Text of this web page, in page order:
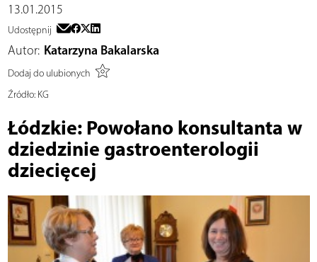
13.01.2015
Udostępnij
Autor: Katarzyna Bakalarska
Dodaj do ulubionych
Źródło:KG
Łódzkie: Powołano konsultanta w
dziedzinie gastroenterologii
dziecięcej